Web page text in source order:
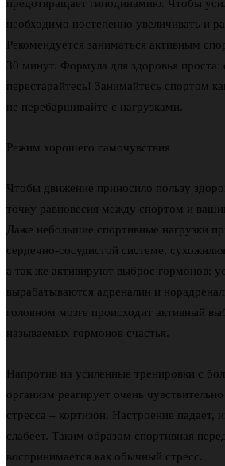
предотвращает гиподинамию. Чтобы
необходимо постепенно увеличивать и
Рекомендуется заниматься активным
30 минут. Формула для здоровья проста:
перестарайтесь! Занимайтесь спортом
не перебарщивайте с нагрузками.
Режим хорошего самочувствия
Чтобы движение приносило пользу
точку равновесия между спортом и
Даже небольшие спортивные нагрузки
сердечно-сосудистой системе,
а так же активируют выброс гормонов:
вырабатываются адреналин и
головном мозге происходит активный
называемых гормонов счастья.
Напротив на усиленные тренировки с
организм реагирует очень
стресса – кортизон. Настроение падает,
слабеет. Таким образом спортивная
воспринимается как обычный стресс.